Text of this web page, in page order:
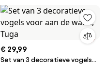
€ 29,99
Set van 3 decoratieve vogels